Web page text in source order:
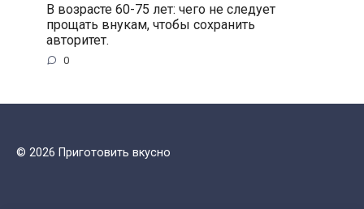
В возрасте 60-75 лет: чего не следует
прощать внукам, чтобы сохранить
авторитет.
0
© 2026 Приготовить вкусно